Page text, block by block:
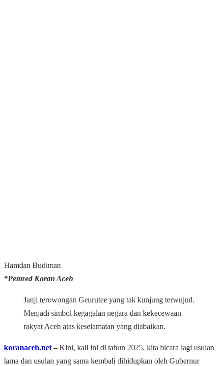
Hamdan Budiman
*Pemred Koran Aceh
Janji terowongan Geurutee yang tak kunjung terwujud.
Menjadi simbol kegagalan negara dan kekecewaan
rakyat Aceh atas keselamatan yang diabaikan.
koranaceh.net – Kini, kali ini di tahun 2025, kita bicara lagi usulan
lama dan usulan yang sama kembali dihidupkan oleh Gubernur